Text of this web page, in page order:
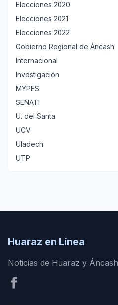
Elecciones 2020
Elecciones 2021
Elecciones 2022
Gobierno Regional de Áncash
Internacional
Investigación
MYPES
SENATI
U. del Santa
UCV
Uladech
UTP
Huaraz en Línea
Noticias de Huaraz y Áncash